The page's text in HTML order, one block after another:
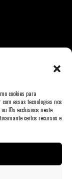
cookies para
essas tecnologias nos
IDs exclusivos neste
certos recursos e
reservados.